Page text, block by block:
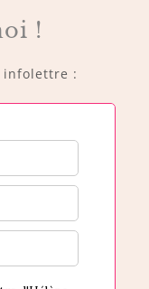
!
infolettre :